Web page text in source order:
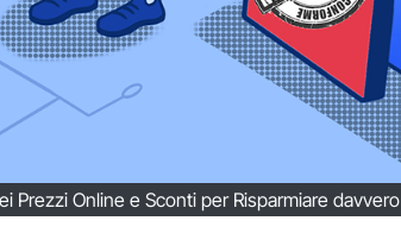
Prezzi Online e Sconti per Risparmiare davvero